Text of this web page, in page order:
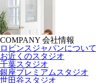
COMPANY 会社情報
ロビンスジャパンについて
お近くのスタジオ
千葉スタジオ
銀座プレミアムスタジオ
世田谷スタジオ